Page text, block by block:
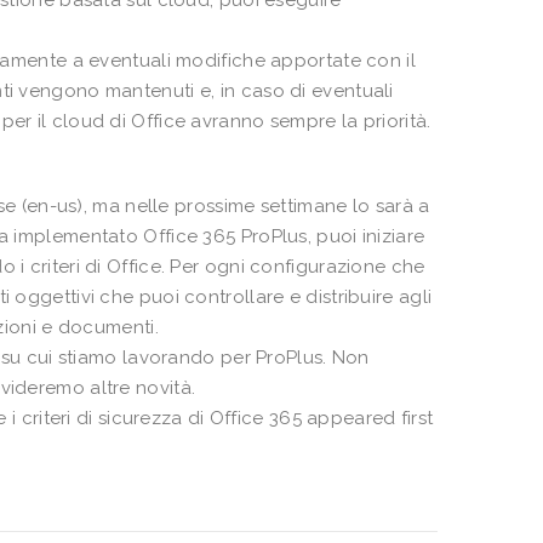
a eventuali modifiche apportate con il
vengono mantenuti e, in caso di eventuali
il cloud di Office avranno sempre la priorità.
(en-us), ma nelle prossime settimane lo sarà a
implementato Office 365 ProPlus, puoi iniziare
i criteri di Office. Per ogni configurazione che
oggettivi che puoi controllare e distribuire agli
e documenti.
cui stiamo lavorando per ProPlus. Non
altre novità.
i criteri di sicurezza di Office 365 appeared first